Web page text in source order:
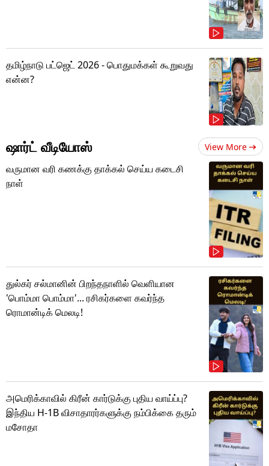
தமிழ்நாடு பட்ஜெட் 2026 - பொதுமக்கள் கூறுவது
என்ன?
ஷார்ட் வீடியோஸ் View More
வருமான வரி கணக்கு தாக்கல் செய்ய கடைசி
நாள்
துல்கர் சல்மானின் பிறந்தநாளில் வெளியான
'பொம்மா பொம்மா'... ரசிகர்களை கவர்ந்த
ரொமான்டிக் மெலடி!
அமெரிக்காவில் கிரீன் கார்டுக்கு புதிய வாய்ப்பு?
இந்திய H-1B விசாதாரர்களுக்கு நம்பிக்கை தரும்
மசோதா